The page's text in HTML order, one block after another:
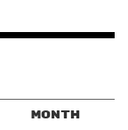
MONTH